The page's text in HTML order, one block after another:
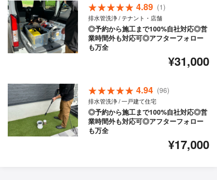
4.89 (1)
排水管洗浄 / テナント・店舗
◎予約から施工まで100%自社対応◎営
業時間外も対応可◎アフターフォロー
も万全
¥31,000
4.94 (96)
排水管洗浄 / 一戸建て住宅
◎予約から施工まで100%自社対応◎営
業時間外も対応可◎アフターフォロー
も万全
¥17,000